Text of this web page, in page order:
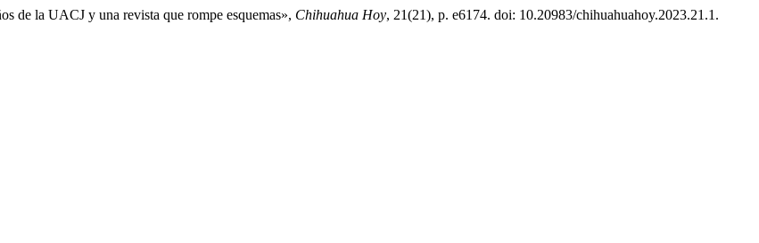
de la UACJ y una revista que rompe esquemas», Chihuahua Hoy, 21(21), p. e6174. doi: 10.20983/chihuahuahoy.2023.21.1.